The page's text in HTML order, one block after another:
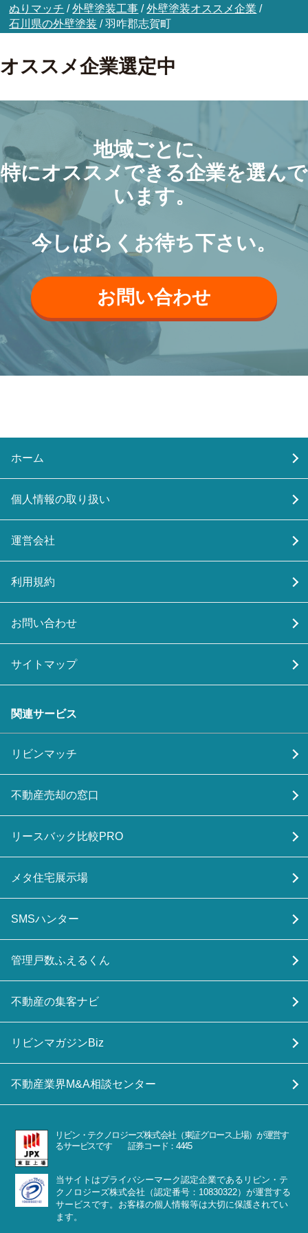
ぬりマッチ /外壁塗装工事 /外壁塗装オススメ企業 /
石川県の外壁塗装 /羽咋郡志賀町
オススメ企業選定中
地域ごとに、
特にオススメできる企業を選んで
います。
今しばらくお待ち下さい。
お問い合わせ
ホーム
個人情報の取り扱い
運営会社
利用規約
お問い合わせ
サイトマップ
関連サービス
リビンマッチ
不動産売却の窓口
リースバック比較PRO
メタ住宅展示場
SMSハンター
管理戸数ふえるくん
不動産の集客ナビ
リビンマガジンBiz
不動産業界M&A相談センター
リビン・テクノロジーズ株式会社（東証グロース上場）が運営す
るサービスです 証券コード：4445
当サイトはプライバシーマーク認定企業であるリビン・テ
クノロジーズ株式会社（認定番号：10830322）が運営する
サービスです。お客様の個人情報等は大切に保護されてい
ます。